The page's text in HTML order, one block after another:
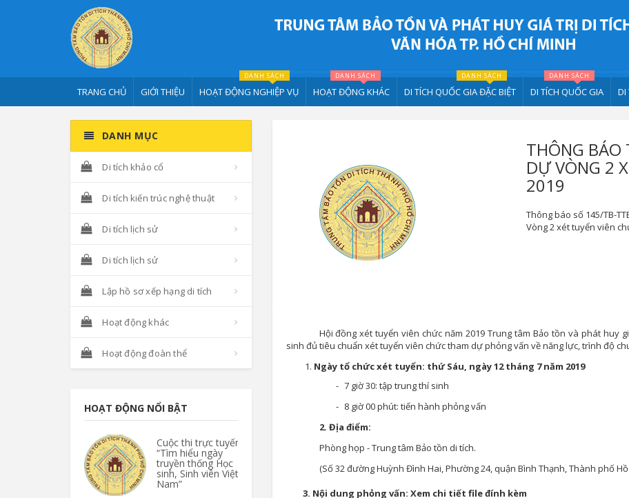
TRANG CHỦ GIỚI THIỆU HOẠT ĐỘNG NGHIỆP VỤ
DANH SÁCH
HOẠT ĐỘNG KHÁC
DANH SÁCH
DI TÍCH QUỐC GIA ĐẶC BIỆT
DANH SÁCH
DI TÍCH QUỐC GIA
DANH SÁCH
DI
DANH MỤC
Di tích khảo cổ
Di tích kiến trúc nghệ thuật
Di tích lịch sử
Di tích lịch sử
Lập hồ sơ xếp hạng di tích
Hoạt động khác
Hoạt động đoàn thể
HOẠT ĐỘNG NỔI BẬT
Cuộc thi trực tuyến
“Tìm hiểu ngày
truyền thống Học
sinh, Sinh viên Việt
Nam”
THÔNG BÁO
DỰ VÒNG 2
2019
Thông báo số 145/TB-
Vòng 2 xét tuyển viên
Hội đồng xét tuyển viên chức năm 2019 Trung tâm Bảo tồn và phát huy
sinh đủ tiêu chuẩn xét tuyển viên chức tham dự phỏng vấn về năng lực, trình độ
Ngày tổ chức xét tuyển: thứ Sáu, ngày 12 tháng 7 năm 2019
- 7 giờ 30: tập trung thí sinh
- 8 giờ 00 phút: tiến hành phỏng vấn
2. Địa điểm:
Phòng họp - Trung tâm Bảo tồn di tích.
(Số 32 đường Huỳnh Đình Hai, Phường 24, quận Bình Thạnh, Thành phố Hồ
3. Nội dung phỏng vấn: Xem chi tiết file đính kèm